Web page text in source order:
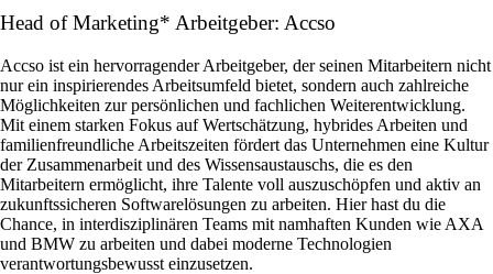
Head of Marketing* Arbeitgeber: Accso
Accso ist ein hervorragender Arbeitgeber, der seinen Mitarbeitern nicht
nur ein inspirierendes Arbeitsumfeld bietet, sondern auch zahlreiche
Möglichkeiten zur persönlichen und fachlichen Weiterentwicklung.
Mit einem starken Fokus auf Wertschätzung, hybrides Arbeiten und
familienfreundliche Arbeitszeiten fördert das Unternehmen eine Kultur
der Zusammenarbeit und des Wissensaustauschs, die es den
Mitarbeitern ermöglicht, ihre Talente voll auszuschöpfen und aktiv an
zukunftssicheren Softwarelösungen zu arbeiten. Hier hast du die
Chance, in interdisziplinären Teams mit namhaften Kunden wie AXA
und BMW zu arbeiten und dabei moderne Technologien
verantwortungsbewusst einzusetzen.